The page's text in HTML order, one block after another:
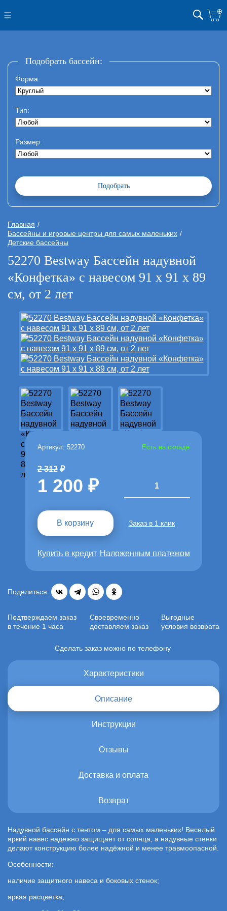
Подобрать бассейн:
Форма:
Тип:
Размер:
Главная
Бассейны и игровые центры для самых маленьких
Детские бассейны
52270 Bestway Бассейн надувной
«Конфетка» с навесом 91 х 91 х 89
см, от 2 лет
Артикул: 52270 Есть на складе
2 312
1 200 1
В корзину Заказ в 1 клик
Купить в кредит Наложенным платежом
Поделиться:
Подтверждаем заказ
в течение 1 часа
Своевременно
доставляем заказ
Выгодные
условия возврата
Сделать заказ можно по телефону
Характеристики
Описание
Инструкции
Отзывы
Доставка и оплата
Возврат
Надувной бассейн с тентом – для самых маленьких! Веселый
яркий навес надежно защищает от солнца, а надувные стенки
делают конструкцию более надёжной и менее травмоопасной.
Особенности:
наличие защитного навеса и боковых стенок;
яркая расцветка;